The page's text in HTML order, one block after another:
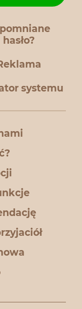
hasło?
systemu